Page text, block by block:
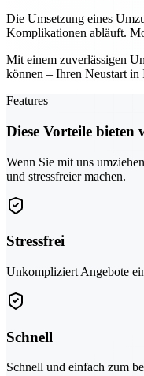
Die Umsetzung eines
Komplikationen abläuft.
Mit einem zuverlässigen
können – Ihren Neustart in
Features
Diese Vorteile bieten
Wenn Sie mit uns
und stressfreier machen.
Stressfrei
Unkompliziert Angebote
Schnell
Schnell und einfach zum